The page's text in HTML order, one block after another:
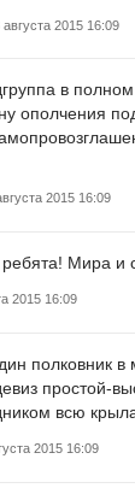
августа 2015 16:09
в
ополчения
2015 16:09
Мира и
2015 16:09
полковник
простой-
всю
2015 16:09